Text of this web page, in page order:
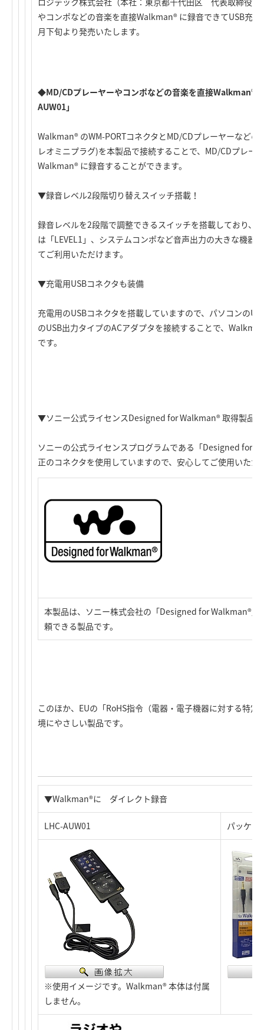
やコンポなどの音楽を直接Walkman® に録音できてUSB充
月下旬より発売いたします。
◆MD/CDプレーヤーやコンポなどの音楽を直接Walkman®
AUW01」
Walkman® のWM-PORTコネクタとMD/CDプレーヤーなど
レオミニプラグ)を本製品で接続することで、MD/CDプレー
Walkman® に録音することができます。
▼録音レベル2段階切り替えスイッチ搭載！
録音レベルを2段階で調整できるスイッチを搭載しており、
は「LEVEL1」、システムコンポなど音声出力の大きな機器
てご利用いただけます。
▼充電用USBコネクタも装備
充電用のUSBコネクタを搭載していますので、パソコンの
のUSB出力タイプのACアダプタを接続することで、
です。
▼ソニー公式ライセンスDesigned for Walkman® 取得製品
ソニーの公式ライセンスプログラムである「Designed for
正のコネクタを使用していますので、安心してご使用いただ
本製品は、ソニー株式会社の「Designed for Walkman®」
頼できる製品です。
このほか、EUの「RoHS指令（電器・電子機器に対する特
境にやさしい製品です。
▼Walkman®に ダイレクト録音
LHC-AUW01 パッケー
※使用イメージです。Walkman® 本体は付属
しません。